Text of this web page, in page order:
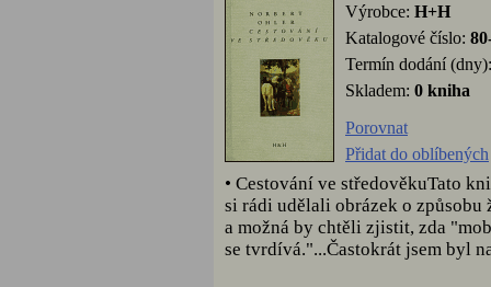
Výrobce: H+H
Katalogové číslo:
Termín dodání (dny):
Skladem: 0 kniha
Porovnat
Přidat do oblíbených
• Cestování ve středověkuTato
si rádi udělali obrázek o způsobu
a možná by chtěli zjistit, zda
se tvrdívá."...Častokrát jsem byl